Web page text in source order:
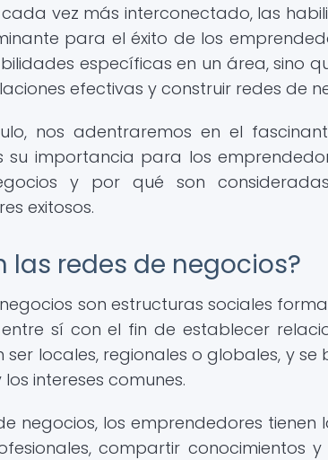
cada vez más interconectado, las
para el éxito de los
específicas en un área, sino
efectivas y construir redes de
nos adentraremos en el
su importancia para los
y por qué son
exitosos.
las redes de negocios?
son estructuras sociales
sí con el fin de establecer
ser locales, regionales o globales, y
intereses comunes.
negocios, los emprendedores
compartir conocimientos